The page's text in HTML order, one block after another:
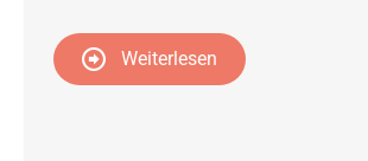
Weiterlesen